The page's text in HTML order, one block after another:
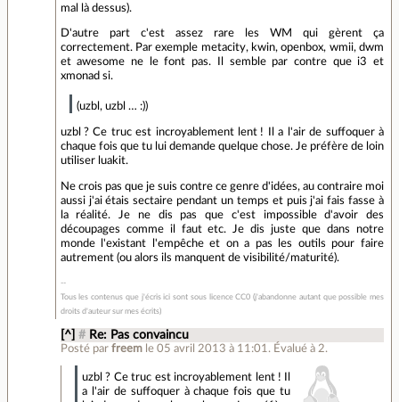
mal là dessus).
D'autre part c'est assez rare les WM qui gèrent ça
correctement. Par exemple metacity, kwin, openbox, wmii, dwm
et awesome ne le font pas. Il semble par contre que i3 et
xmonad si.
(uzbl, uzbl … :))
uzbl ? Ce truc est incroyablement lent ! Il a l'air de suffoquer à
chaque fois que tu lui demande quelque chose. Je préfère de loin
utiliser luakit.
Ne crois pas que je suis contre ce genre d'idées, au contraire moi
aussi j'ai étais sectaire pendant un temps et puis j'ai fais fasse à
la réalité. Je ne dis pas que c'est impossible d'avoir des
découpages comme il faut etc. Je dis juste que dans notre
monde l'existant l'empêche et on a pas les outils pour faire
autrement (ou alors ils manquent de visibilité/maturité).
Tous les contenus que j'écris ici sont sous licence CC0 (j'abandonne autant que possible mes
droits d'auteur sur mes écrits)
[^] # Re: Pas convaincu
Posté parfreem le 05 avril 2013 à 11:01 . Évalué à 2.
uzbl ? Ce truc est incroyablement lent ! Il
a l'air de suffoquer à chaque fois que tu